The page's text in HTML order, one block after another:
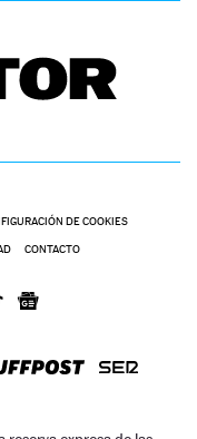
DE COOKIES
CONTACTO